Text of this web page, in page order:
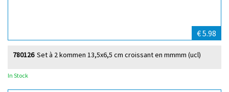
€ 5.98
Set à 2 kommen 13,5x6,5 cm croissant en mmmm (ucl)
780126
In Stock